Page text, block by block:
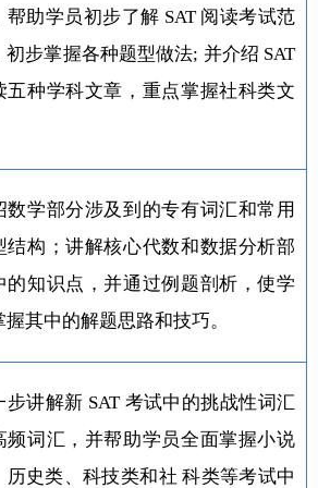
帮助学员初步了解 SAT 阅读考试范
初步掌握各种题型做法; 并介绍 SAT
五种学科文章，重点掌握社科类文
数学部分涉及到的专有词汇和常用
结构；讲解核心代数和数据分析部
的知识点，并通过例题剖析，使学
握其中的解题思路和技巧。
步讲解新 SAT 考试中的挑战性词汇
频词汇，并帮助学员全面掌握小说
历史类、科技类和社 科类等考试中